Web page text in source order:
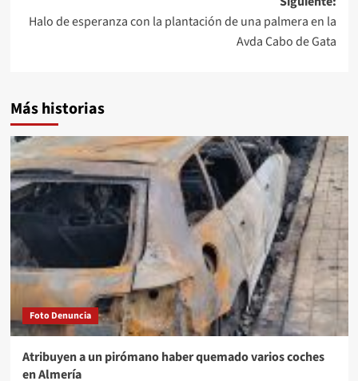
Halo de esperanza con la plantación de una palmera en la
Avda Cabo de Gata
Más historias
Foto Denuncia
Atribuyen a un pirómano haber quemado varios coches
en Almería